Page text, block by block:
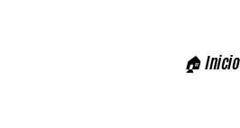
🏠 Inicio